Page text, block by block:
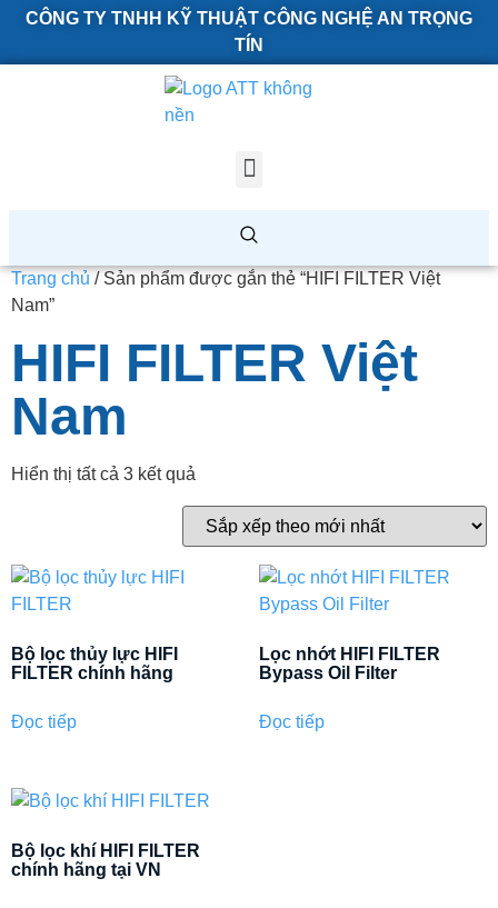
CÔNG TY TNHH KỸ THUẬT CÔNG NGHỆ AN TRỌNG
TÍN
Trang chủ / Sản phẩm được gắn thẻ “HIFI FILTER Việt
Nam”
HIFI FILTER Việt
Nam
Hiển thị tất cả 3 kết quả
Bộ lọc thủy lực HIFI
FILTER chính hãng
Đọc tiếp
Lọc nhớt HIFI FILTER
Bypass Oil Filter
Đọc tiếp
Bộ lọc khí HIFI FILTER
chính hãng tại VN